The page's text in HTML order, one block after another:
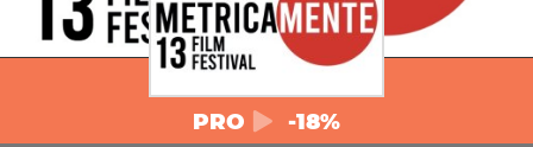
PRO -18%